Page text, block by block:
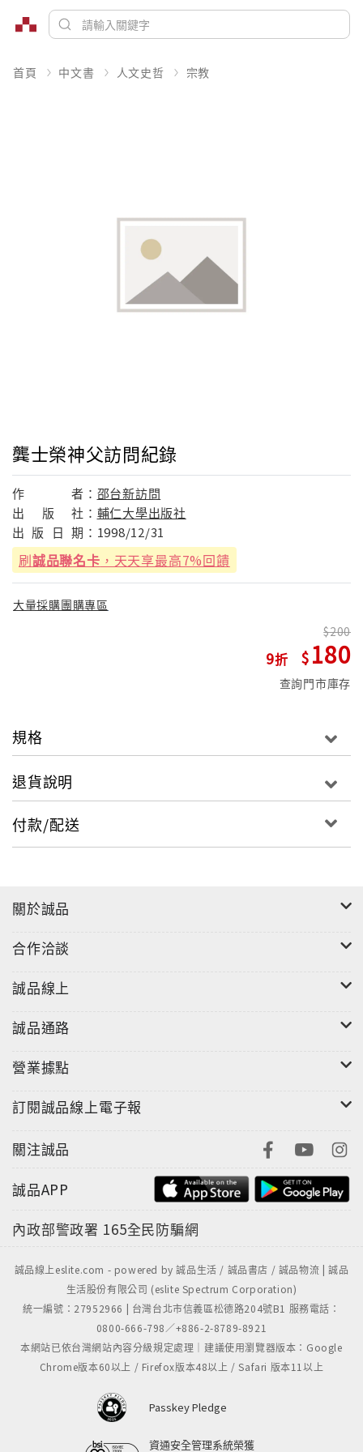
首頁 中文書 人文史哲 宗教
龔士榮神父訪問紀錄
作 者： 邵台新訪問
出
版 社： 輔仁大學出版社
出 版 日 期： 1998/12/31
刷誠品聯名卡 ，天天享最高7%回饋
大量採購團購專區
9
200
180
查詢門市庫存
規格
退貨說明
付款/配送
關於誠品
合作洽談
誠品線上
誠品通路
營業據點
訂閱誠品線上電子報
關注誠品
誠品APP
內政部警政署 165全民防騙網
誠品線上eslite.com - powered by 誠品生活 / 誠品書店 / 誠品物流 | 誠品
生活股份有限公司 (eslite Spectrum Corporation)
統一編號：27952966 | 台灣台北市信義區松德路204號B1 服務電話：
0800-666-798／+886-2-8789-8921
本網站已依台灣網站內容分級規定處理｜建議使用瀏覽器版本：Google
Chrome版本60以上 / Firefox版本48以上 / Safari 版本11以上
Passkey Pledge
資通安全管理系統榮獲